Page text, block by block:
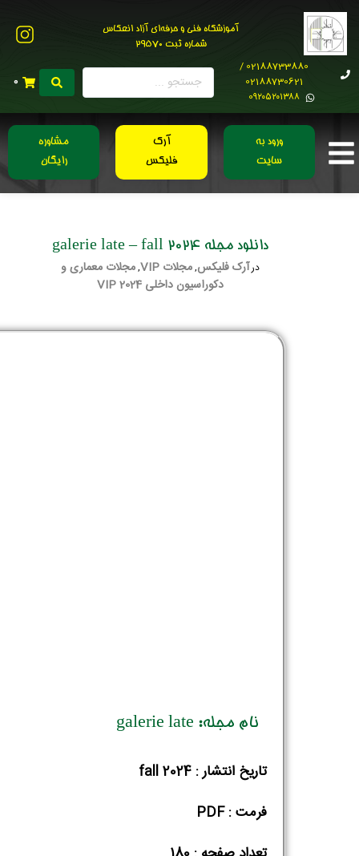
آموزشگاه فنی و حرفه‌ای آزاد انعکاس
شماره ثبت 29570
02188733880 /
02188730621
0۹۲۰۵۲۰۱۳۸۸
0
ورود به
سایت
آرک
فلیکس
مشاوره
رایگان
دانلود مجله galerie late – fall 2024
درآرک فلیکس,مجلات VIP ,مجلات معماری و
دکوراسیون داخلی 2024 VIP
نام مجله: galerie late
تاریخ انتشار : fall 2024
فرمت : PDF